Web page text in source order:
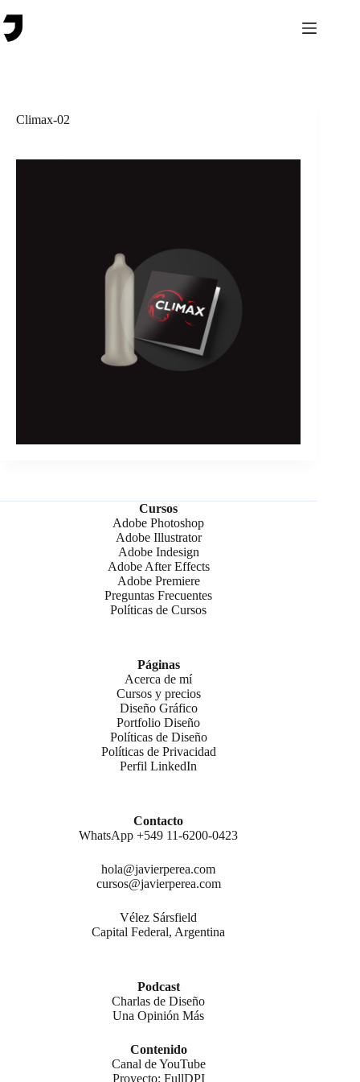
al
contenido
Climax-02
Cursos
Adobe Photoshop
Adobe Illustrator
Adobe Indesign
Adobe After Effects
Adobe Premiere
Preguntas Frecuentes
Políticas de Cursos
Páginas
Acerca de mí
Cursos y precios
Diseño Gráfico
Portfolio Diseño
Políticas de Diseño
Políticas de Privacidad
Perfil LinkedIn
Contacto
WhatsApp +549 11-6200-0423
hola@javierperea.com
cursos@javierperea.com
Vélez Sársfield
Capital Federal, Argentina
Podcast
Charlas de Diseño
Una Opinión Más
Contenido
Canal de YouTube
Proyecto: FullDPI